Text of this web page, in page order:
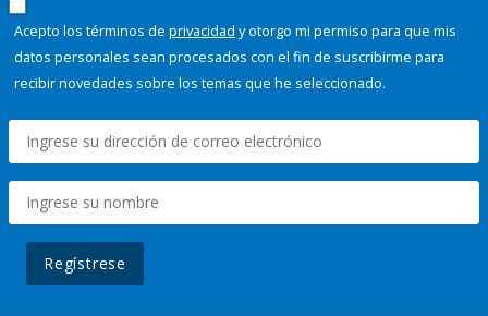
Acepto los términos de privacidad y otorgo mi permiso para que mis
datos personales sean procesados con el fin de suscribirme para
recibir novedades sobre los temas que he seleccionado.
Regístrese